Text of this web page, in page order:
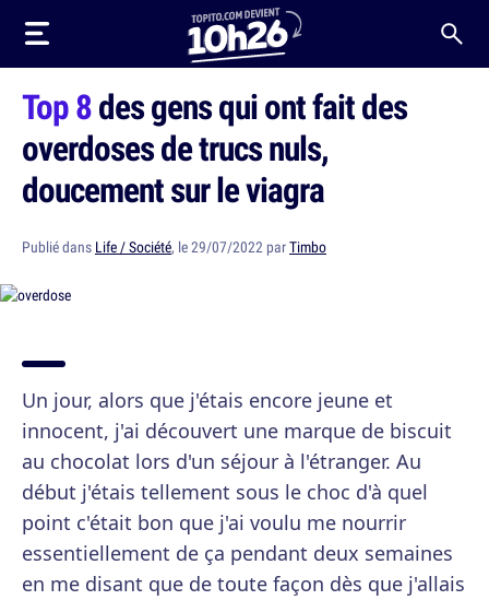
Top 8des gens qui ont fait des
overdoses de trucs nuls,
doucement sur le viagra
Publié dans Life / Société, le 29/07/2022 parTimbo
Un jour, alors que j'étais encore jeune et
innocent, j'ai découvert une marque de biscuit
au chocolat lors d'un séjour à l'étranger. Au
début j'étais tellement sous le choc d'à quel
point c'était bon que j'ai voulu me nourrir
essentiellement de ça pendant deux semaines
en me disant que de toute façon dès que j'allais